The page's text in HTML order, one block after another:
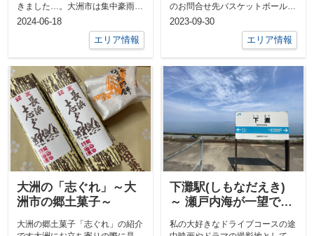
きました…。大洲市は集中豪雨が
あると市内で冠水する箇所が出る
2024-06-18
エリア情報
のお問合せ先バスケットボール
Worldcupも終わり、いよいよBリ
2023-09-30
エリア情報
大洲の「志ぐれ」～大
洲市の郷土菓子～
大洲の郷土菓子「志ぐれ」の紹介
下灘駅(しもなだえき)
～ 瀬戸内海が一望でき
私の大好きなドライブコースの途